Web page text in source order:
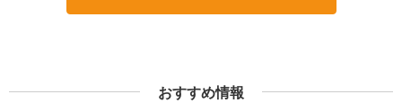
おすすめ情報